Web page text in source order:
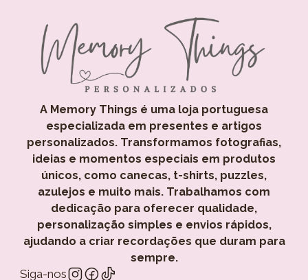
A Memory Things é uma loja portuguesa
especializada em presentes e artigos
personalizados. Transformamos fotografias,
ideias e momentos especiais em produtos
únicos, como canecas, t-shirts, puzzles,
azulejos e muito mais. Trabalhamos com
dedicação para oferecer qualidade,
personalização simples e envios rápidos,
ajudando a criar recordações que duram para
sempre.
Siga-nos